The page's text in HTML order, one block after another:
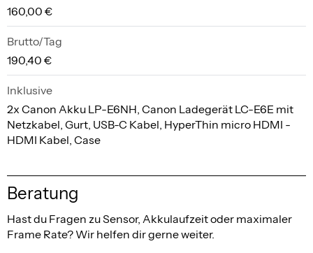
160,00 €
Brutto/Tag
190,40 €
Inklusive
2x Canon Akku LP-E6NH, Canon Ladegerät LC-E6E mit
Netzkabel, Gurt, USB-C Kabel, HyperThin micro HDMI -
HDMI Kabel, Case
Beratung
Hast du Fragen zu Sensor, Akkulaufzeit oder maximaler
Frame Rate? Wir helfen dir gerne weiter.